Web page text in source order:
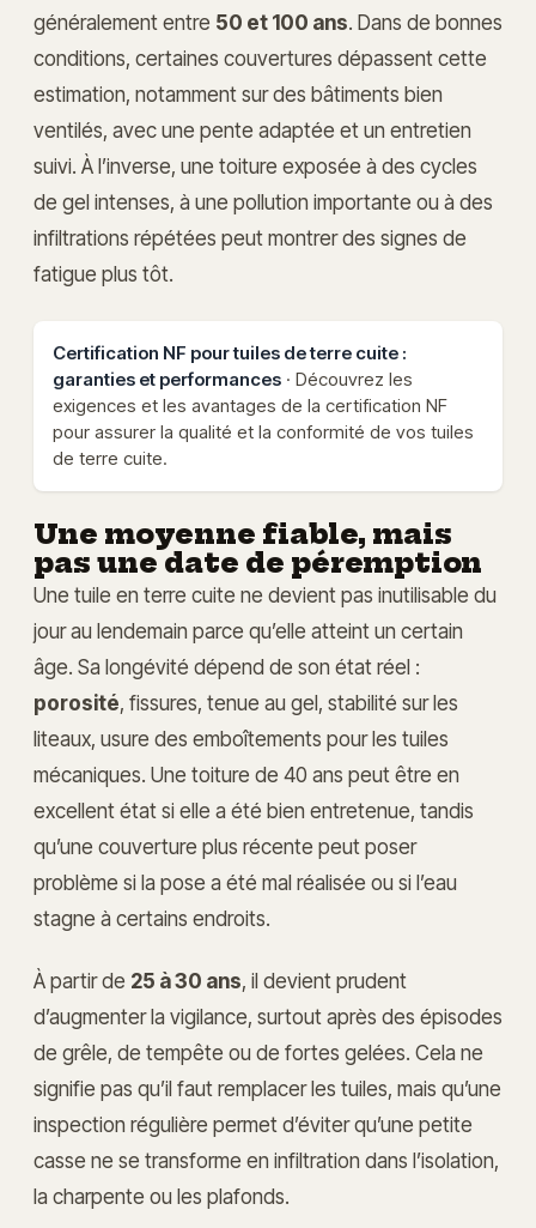
généralement entre 50 et 100 ans. Dans de bonnes
conditions, certaines couvertures dépassent cette
estimation, notamment sur des bâtiments bien
ventilés, avec une pente adaptée et un entretien
suivi. À l’inverse, une toiture exposée à des cycles
de gel intenses, à une pollution importante ou à des
infiltrations répétées peut montrer des signes de
fatigue plus tôt.
Certification NF pour tuiles de terre cuite :
garanties et performances · Découvrez les
exigences et les avantages de la certification NF
pour assurer la qualité et la conformité de vos tuiles
de terre cuite.
Une moyenne fiable, mais
pas une date de péremption
Une tuile en terre cuite ne devient pas inutilisable du
jour au lendemain parce qu’elle atteint un certain
âge. Sa longévité dépend de son état réel :
porosité, fissures, tenue au gel, stabilité sur les
liteaux, usure des emboîtements pour les tuiles
mécaniques. Une toiture de 40 ans peut être en
excellent état si elle a été bien entretenue, tandis
qu’une couverture plus récente peut poser
problème si la pose a été mal réalisée ou si l’eau
stagne à certains endroits.
À partir de 25 à 30 ans, il devient prudent
d’augmenter la vigilance, surtout après des épisodes
de grêle, de tempête ou de fortes gelées. Cela ne
signifie pas qu’il faut remplacer les tuiles, mais qu’une
inspection régulière permet d’éviter qu’une petite
casse ne se transforme en infiltration dans l’isolation,
la charpente ou les plafonds.